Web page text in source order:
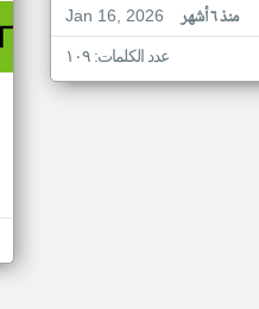
Jan 16, 2026
منذ ٦ أشهر
عدد الكلمات: ١٠٩